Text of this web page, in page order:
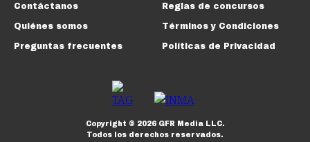
Contáctanos
Quiénes somos
Preguntas frecuentes
Reglas de concursos
Términos y Condiciones
Políticas de Privacidad
Copyright © 2026GFR Media LLC.
Todos los derechos reservados.